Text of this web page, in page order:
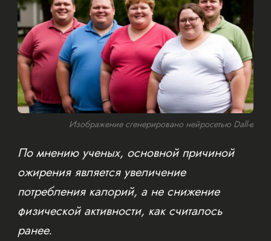
Изображение сгенерировано нейросетью Dall-e
По мнению ученых, основной причиной
ожирения является увеличение
потребления калорий, а не снижение
физической активности, как считалось
ранее.